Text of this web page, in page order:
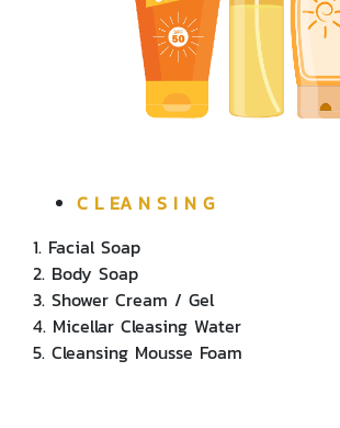
C L EA N S I N G
1. Facial Soap
2. Body Soap
3. Shower Cream / Gel
4. Micellar Cleasing Water
5. Cleansing Mousse Foam